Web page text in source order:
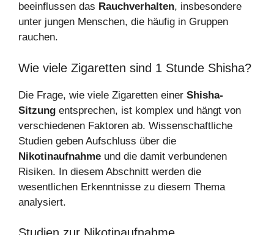
beeinflussen das Rauchverhalten, insbesondere
unter jungen Menschen, die häufig in Gruppen
rauchen.
Wie viele Zigaretten sind 1 Stunde Shisha?
Die Frage, wie viele Zigaretten einer Shisha-
Sitzung entsprechen, ist komplex und hängt von
verschiedenen Faktoren ab. Wissenschaftliche
Studien geben Aufschluss über die
Nikotinaufnahme und die damit verbundenen
Risiken. In diesem Abschnitt werden die
wesentlichen Erkenntnisse zu diesem Thema
analysiert.